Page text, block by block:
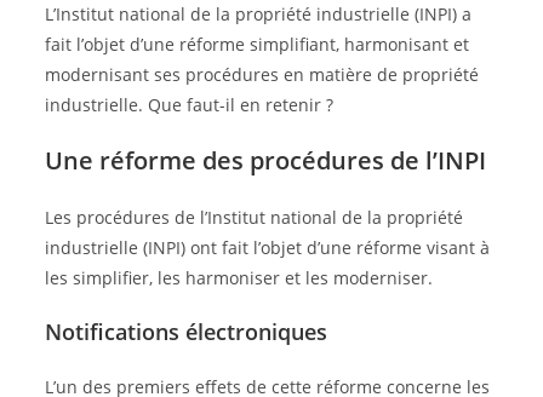
L’Institut national de la propriété industrielle (INPI) a
fait l’objet d’une réforme simplifiant, harmonisant et
modernisant ses procédures en matière de propriété
industrielle. Que faut-il en retenir ?
Une réforme des procédures de l’INPI
Les procédures de l’Institut national de la propriété
industrielle (INPI) ont fait l’objet d’une réforme visant à
les simplifier, les harmoniser et les moderniser.
Notifications électroniques
L’un des premiers effets de cette réforme concerne les